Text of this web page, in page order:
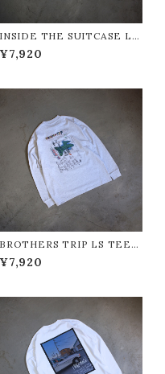
INSIDE THE SUITCASE LS
TEE "CONVENIENT STOR
E/コンビニエントストア"
¥7,920
BROTHERS TRIP LS TEE
"CONVENIENT STORE/コ
ンビニエントストア"
¥7,920